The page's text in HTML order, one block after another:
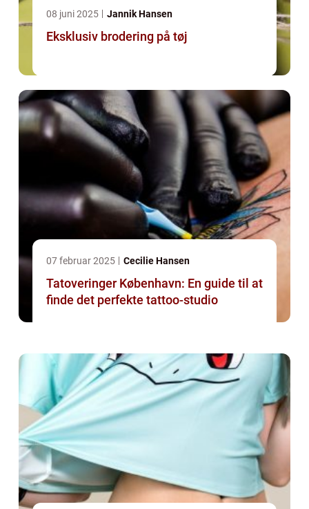
08 juni 2025 Jannik Hansen
Eksklusiv brodering på tøj
07 februar 2025 Cecilie Hansen
Tatoveringer København: En guide til at
finde det perfekte tattoo-studio